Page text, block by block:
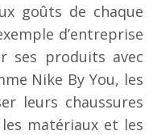
goûts de chaque
d’entreprise
ses produits avec
Nike By You, les
leurs chaussures
matériaux et les